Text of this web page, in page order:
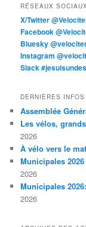
RÉSEAUX SOCIAUX
X/Twitter
Facebook
Bluesky
Instagram
Slack
DERNIÈRES INFOS
Assemblée
Les vélos,
2026
À vélo vers le
Municipales
2026
Municipales
2026